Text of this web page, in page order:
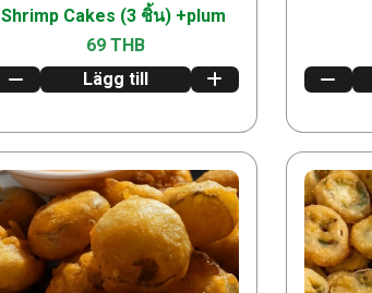
Shrimp Cakes (3 ชิ้น) +plum
69 THB
Lägg till